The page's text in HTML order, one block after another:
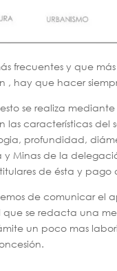
frecuentes y que
, hay que hacer
se realiza
características del
profundidad,
y Minas de la
de ésta y pago
de comunicar el
se redacta una
un poco mas